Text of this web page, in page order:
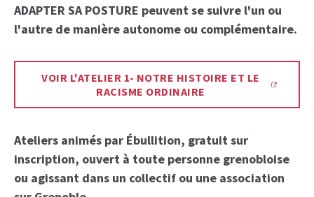
ADAPTER SA POSTURE peuvent se suivre l'un ou
l'autre de manière autonome ou complémentaire.
VOIR L'ATELIER 1- NOTRE HISTOIRE ET LE
RACISME ORDINAIRE
Ateliers animés par Ébullition, gratuit sur
inscription, ouvert à toute personne grenobloise
ou agissant dans un collectif ou une association